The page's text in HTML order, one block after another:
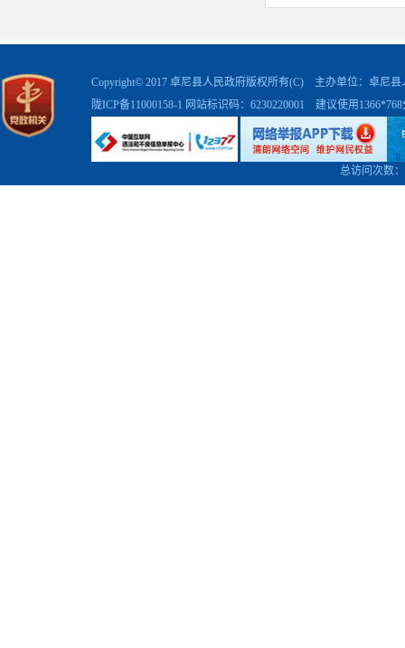
Copyright© 2017 卓尼县人民政府版权所有(C) 主办单位：卓尼
陇ICP备11000158-1 网站标识码：6230220001 建议使用
总访问次数：